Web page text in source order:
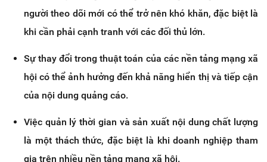
người theo dõi mới có thể trở nên khó khăn, đặc biệt là
khi cần phải cạnh tranh với các đối thủ lớn.
Sự thay đổi trong thuật toán của các nền tảng mạng xã
hội có thể ảnh hưởng đến khả năng hiển thị và tiếp cận
của nội dung quảng cáo.
Việc quản lý thời gian và sản xuất nội dung chất lượng
là một thách thức, đặc biệt là khi doanh nghiệp tham
gia trên nhiều nền tảng mạng xã hội.